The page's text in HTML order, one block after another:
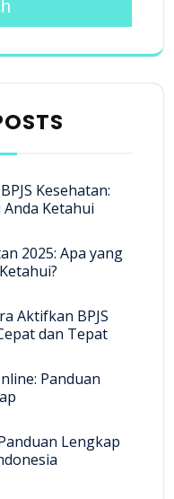
Kesehatan:
Ketahui
2025: Apa yang
Aktifkan BPJS
dan Tepat
Panduan
Lengkap